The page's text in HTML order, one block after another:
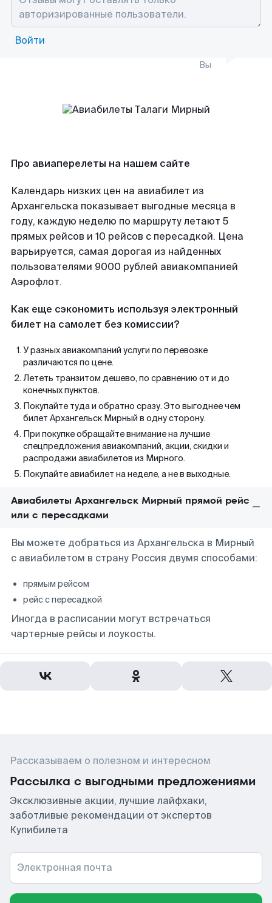
Войти
Вы
Про авиаперелеты на нашем сайте
Календарь низких цен на авиабилет из
Архангельска показывает выгодные месяца в
году, каждую неделю по маршруту летают 5
прямых рейсов и 10 рейсов с пересадкой. Цена
варьируется, самая дорогая из найденных
пользователями 9000 рублей авиакомпанией
Аэрофлот.
Как еще сэкономить используя электронный
билет на самолет без комиссии?
У разных авиакомпаний услуги по перевозке
различаются по цене.
Лететь транзитом дешево, по сравнению от и до
конечных пунктов.
Покупайте туда и обратно сразу. Это выгоднее чем
билет Архангельск Мирный в одну сторону.
При покупке обращайте внимание на лучшие
спецпредложения авиакомпаний, акции, скидки и
распродажи авиабилетов из Мирного.
Покупайте авиабилет на неделе, а не в выходные.
Авиабилеты Архангельск Мирный прямой рейс
или с пересадками
Вы можете добраться из Архангельска в Мирный
с авиабилетом в страну Россия двумя способами:
прямым рейсом
рейс с пересадкой
Иногда в расписании могут встречаться
чартерные рейсы и лоукосты.
Рассказываем о полезном и интересном
Рассылка с выгодными предложениями
Эксклюзивные акции, лучшие лайфхаки,
заботливые рекомендации от экспертов
Купибилета
Электронная почта